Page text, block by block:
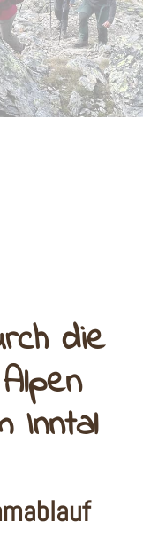
die
Inntal